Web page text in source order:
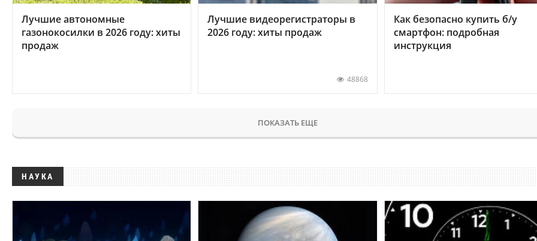
Лучшие автономные
газонокосилки в 2026 году: хиты
продаж
Лучшие видеорегистраторы в
2026 году: хиты продаж
48868
Как безопасно купить б/у
смартфон: подробная
инструкция
ПОКАЗАТЬ ЕЩЕ
НАУКА